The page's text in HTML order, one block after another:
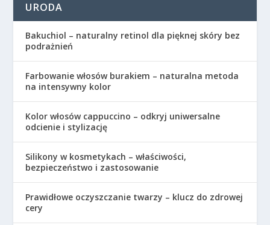
URODA
Bakuchiol – naturalny retinol dla pięknej skóry bez
podrażnień
Farbowanie włosów burakiem – naturalna metoda
na intensywny kolor
Kolor włosów cappuccino – odkryj uniwersalne
odcienie i stylizację
Silikony w kosmetykach – właściwości,
bezpieczeństwo i zastosowanie
Prawidłowe oczyszczanie twarzy – klucz do zdrowej
cery